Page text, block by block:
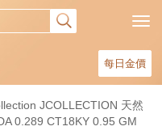
每日金價
JCOLLECTION 天然
0.289 CT18KY 0.95 GM